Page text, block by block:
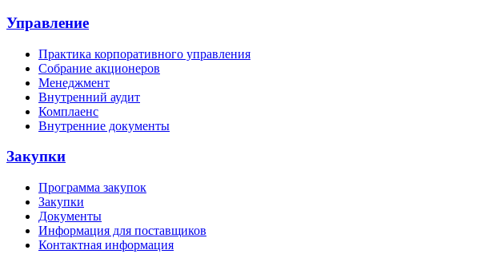
Управление
Практика корпоративного управления
Собрание акционеров
Менеджмент
Внутренний аудит
Комплаенс
Внутренние документы
Закупки
Программа закупок
Закупки
Документы
Информация для поставщиков
Контактная информация